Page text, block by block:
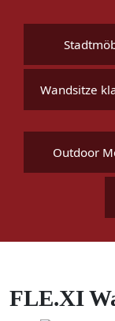
Wandsitze
Outdoor
FLE.XI